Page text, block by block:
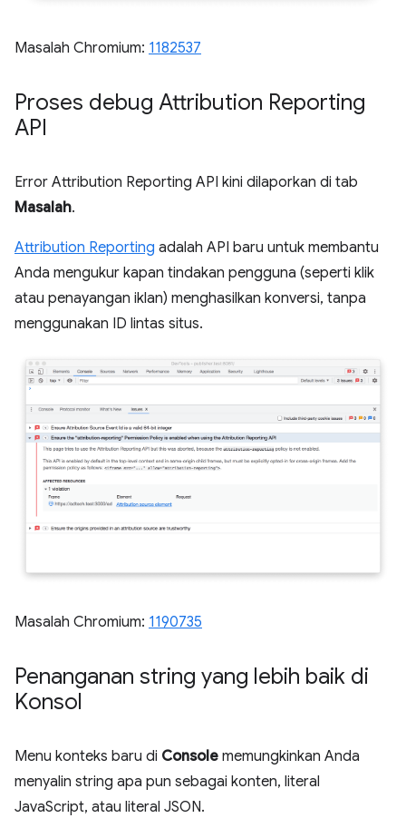
Masalah Chromium: 1182537
Proses debug Attribution Reporting
API
Error Attribution Reporting API kini dilaporkan di tab
Masalah.
Attribution Reporting adalah API baru untuk membantu
Anda mengukur kapan tindakan pengguna (seperti klik
atau penayangan iklan) menghasilkan konversi, tanpa
menggunakan ID lintas situs.
Masalah Chromium: 1190735
Penanganan string yang lebih baik di
Konsol
Menu konteks baru di Console memungkinkan Anda
menyalin string apa pun sebagai konten, literal
JavaScript, atau literal JSON.